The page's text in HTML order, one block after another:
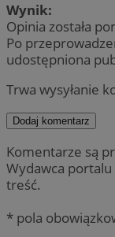
Wynik:
Opinia została
Po
udostępniona
Trwa wysyłanie
Dodaj komentarz
Komentarze są
Wydawca
treść.
* pola